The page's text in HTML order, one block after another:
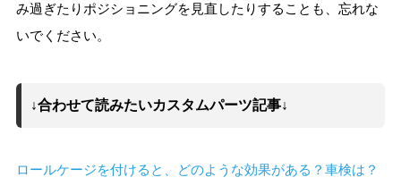
み過ぎたりポジショニングを見直したりすることも、忘れな
いでください。
↓合わせて読みたいカスタムパーツ記事↓
ロールケージを付けると、どのような効果がある？車検は？